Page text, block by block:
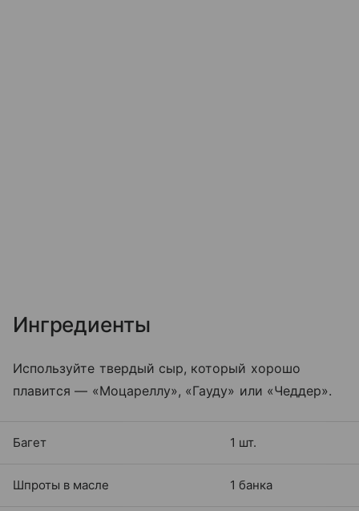
Ингредиенты
Используйте твердый сыр, который хорошо
плавится — «Моцареллу», «Гауду» или «Чеддер».
Багет 1 шт.
Шпроты в масле 1 банка